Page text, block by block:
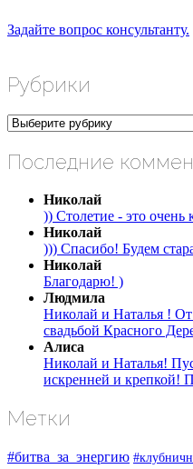
Задайте вопрос консультанту.
Рубрики
Рубрики
Последние
Николай
)) Столетие - это очень
Николай
))) Спасибо! Будем
Николай
Благодарю! )
Людмила
Николай и Наталья !
свадьбой Красного
Алиса
Николай и Наталья!
искренней и крепкой!
Метки
#битва_за_энергию